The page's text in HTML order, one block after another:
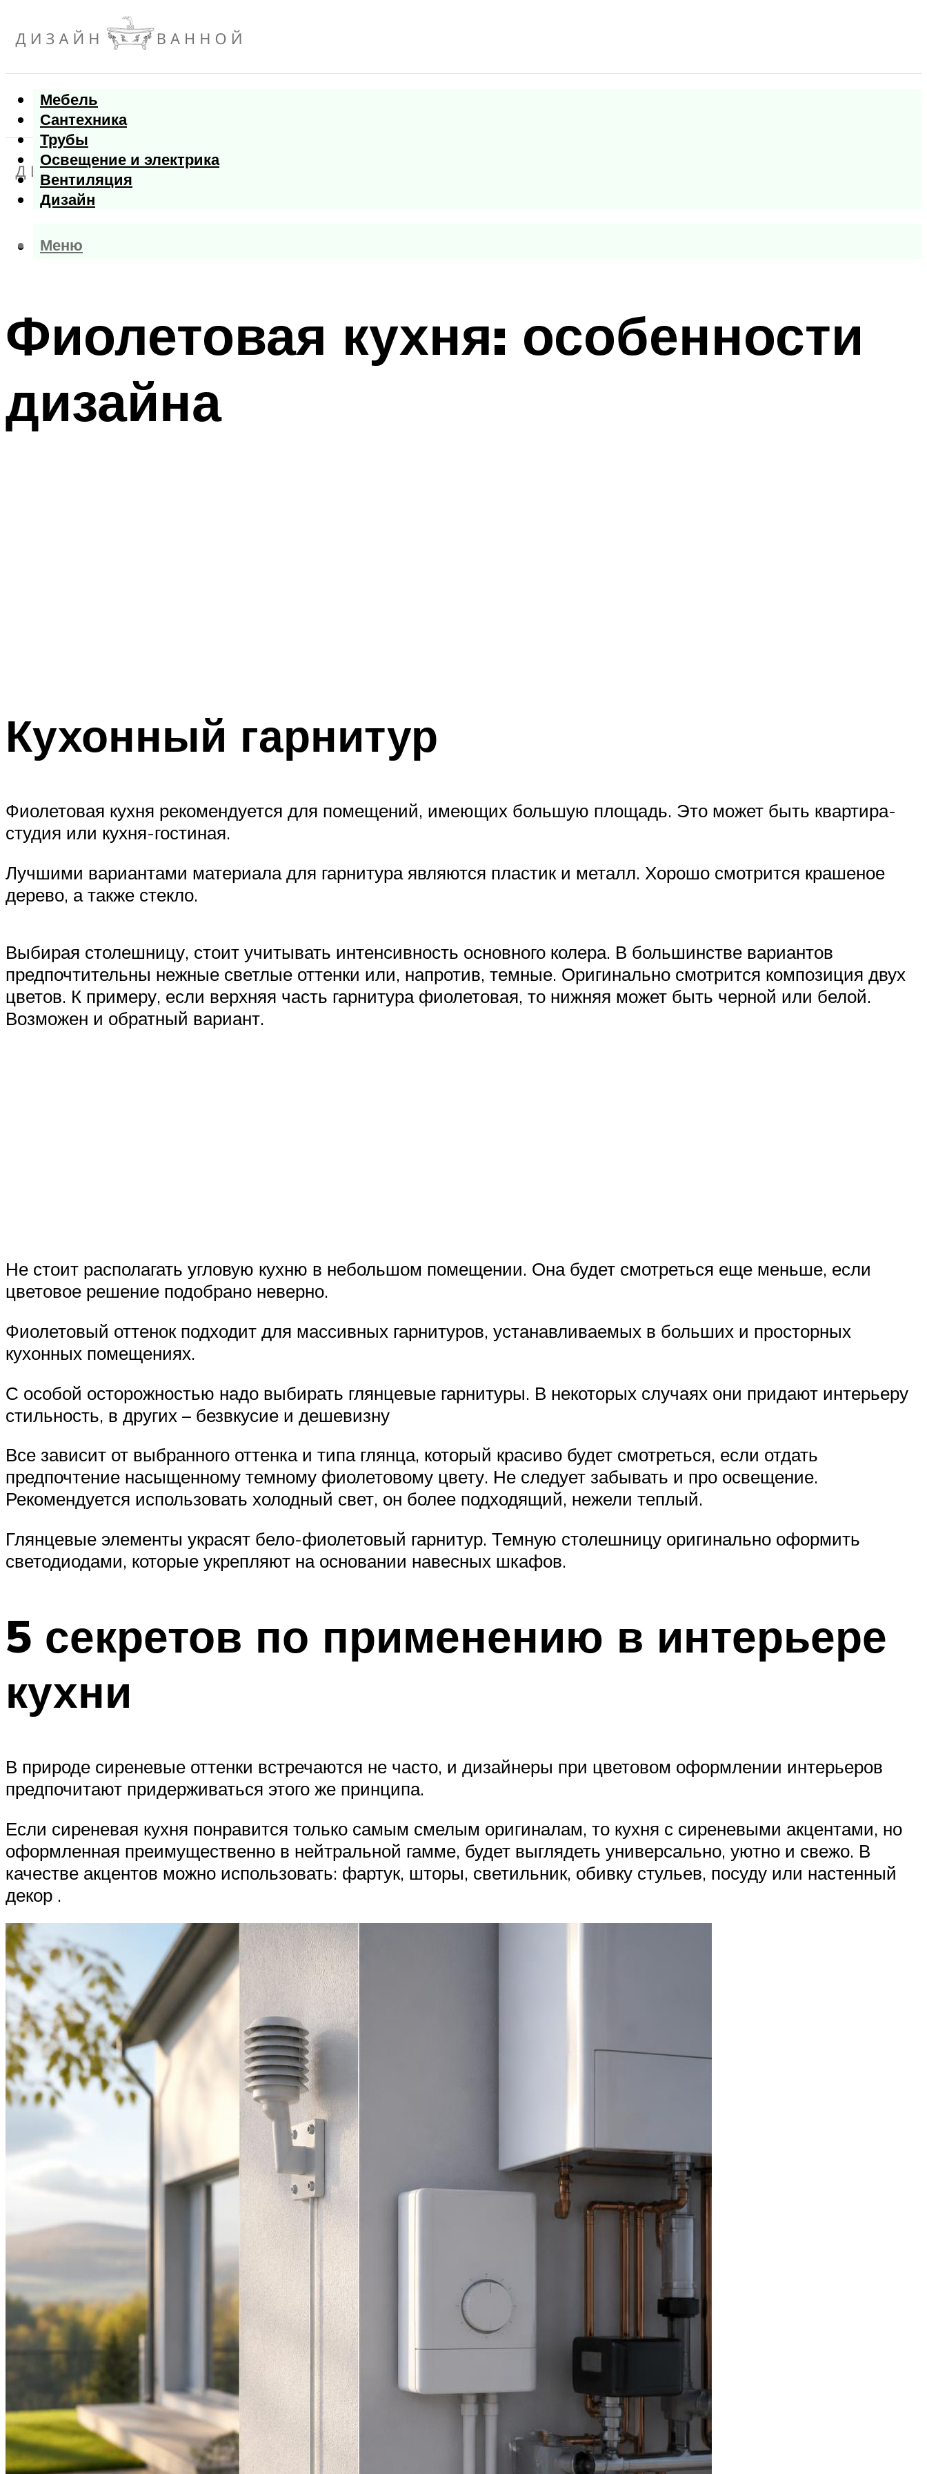
Мебель
Сантехника
Трубы
Освещение и электрика
Вентиляция
Дизайн
Меню
Меню
Фиолетовая кухня: особенности
дизайна
Кухонный гарнитур
Фиолетовая кухня рекомендуется для помещений, имеющих большую площадь. Это может быть квартира-
студия или кухня-гостиная.
Лучшими вариантами материала для гарнитура являются пластик и металл. Хорошо смотрится крашеное
дерево, а также стекло.
Выбирая столешницу, стоит учитывать интенсивность основного колера. В большинстве вариантов
предпочтительны нежные светлые оттенки или, напротив, темные. Оригинально смотрится композиция двух
цветов. К примеру, если верхняя часть гарнитура фиолетовая, то нижняя может быть черной или белой.
Возможен и обратный вариант.
Не стоит располагать угловую кухню в небольшом помещении. Она будет смотреться еще меньше, если
цветовое решение подобрано неверно.
Фиолетовый оттенок подходит для массивных гарнитуров, устанавливаемых в больших и просторных
кухонных помещениях.
С особой осторожностью надо выбирать глянцевые гарнитуры. В некоторых случаях они придают интерьеру
стильность, в других – безвкусие и дешевизну
Все зависит от выбранного оттенка и типа глянца, который красиво будет смотреться, если отдать
предпочтение насыщенному темному фиолетовому цвету. Не следует забывать и про освещение.
Рекомендуется использовать холодный свет, он более подходящий, нежели теплый.
Глянцевые элементы украсят бело-фиолетовый гарнитур. Темную столешницу оригинально оформить
светодиодами, которые укрепляют на основании навесных шкафов.
5 секретов по применению в интерьере
кухни
В природе сиреневые оттенки встречаются не часто, и дизайнеры при цветовом оформлении интерьеров
предпочитают придерживаться этого же принципа.
Если сиреневая кухня понравится только самым смелым оригиналам, то кухня с сиреневыми акцентами, но
оформленная преимущественно в нейтральной гамме, будет выглядеть универсально, уютно и свежо. В
качестве акцентов можно использовать: фартук, шторы, светильник, обивку стульев, посуду или настенный
декор .